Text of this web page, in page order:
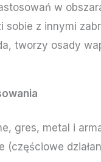
w
sobie z innymi
tworzy osady
gres, metal i
(częściowe